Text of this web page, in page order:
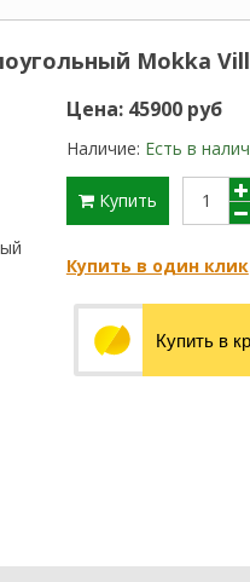
Mokka
Цена: 45900 руб
Наличие: Есть в
Купить
Купить в один клик
Купить в